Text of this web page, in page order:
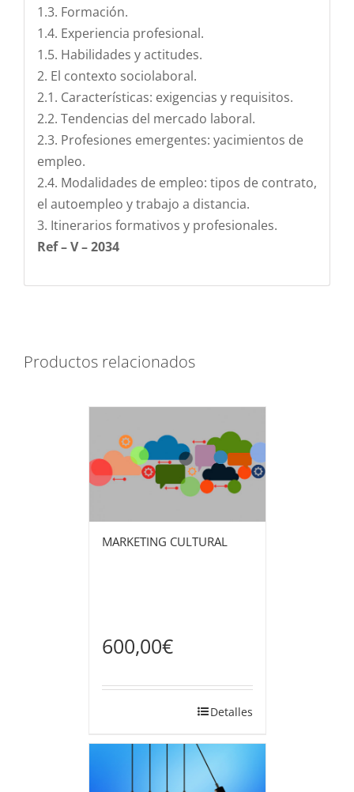
1.3. Formación.
1.4. Experiencia profesional.
1.5. Habilidades y actitudes.
2. El contexto sociolaboral.
2.1. Características: exigencias y requisitos.
2.2. Tendencias del mercado laboral.
2.3. Profesiones emergentes: yacimientos de
empleo.
2.4. Modalidades de empleo: tipos de contrato,
el autoempleo y trabajo a distancia.
3. Itinerarios formativos y profesionales.
Ref – V – 2034
Productos relacionados
MARKETING CULTURAL
600,00€
Detalles